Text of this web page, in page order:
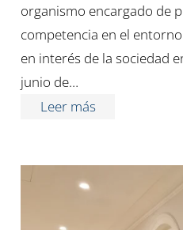
organismo encargado de
competencia en el
en interés de la sociedad
junio de…
Leer más